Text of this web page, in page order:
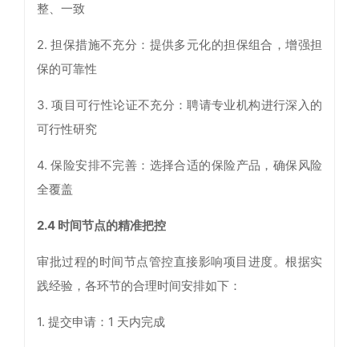
整、一致
2. 担保措施不充分：提供多元化的担保组合，增强担
保的可靠性
3. 项目可行性论证不充分：聘请专业机构进行深入的
可行性研究
4. 保险安排不完善：选择合适的保险产品，确保风险
全覆盖
2.4 时间节点的精准把控
审批过程的时间节点管控直接影响项目进度。根据实
践经验，各环节的合理时间安排如下：
1. 提交申请：1 天内完成